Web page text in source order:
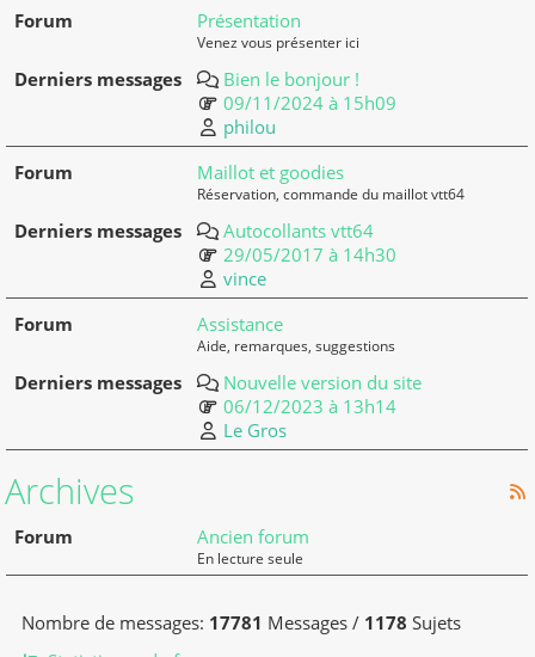
Présentation
Venez vous présenter ici
Bien le bonjour !
09/11/2024 à 15h09
philou
Maillot et goodies
Réservation, commande du maillot vtt64
Autocollants vtt64
29/05/2017 à 14h30
vince
Assistance
Aide, remarques, suggestions
Nouvelle version du site
06/12/2023 à 13h14
Le Gros
Archives
Ancien forum
En lecture seule
Nombre de messages: 17781 Messages / 1178 Sujets